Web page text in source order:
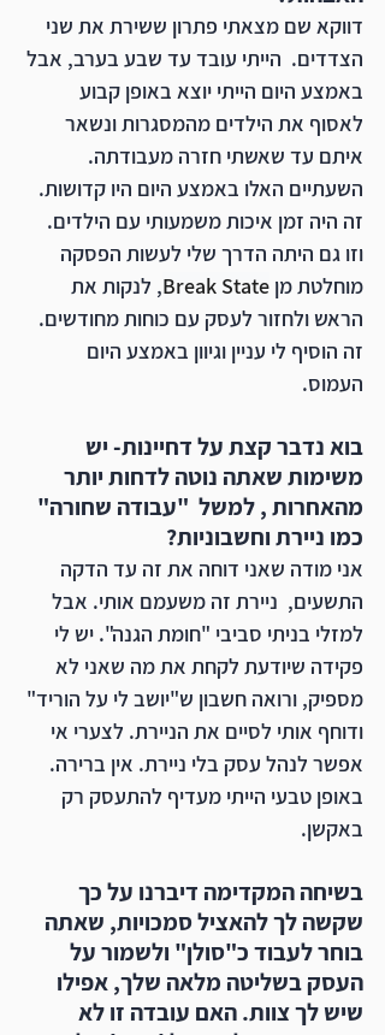
דווקא שם מצאתי פתרון ששירת את שני
הצדדים.  הייתי עובד עד שבע בערב, אבל
באמצע היום הייתי יוצא באופן קבוע
לאסוף את הילדים מהמסגרות ונשאר
איתם עד שאשתי חזרה מעבודתה.
השעתיים האלו באמצע היום היו קדושות.
זה היה זמן איכות משמעותי עם הילדים.
וזו גם היתה הדרך שלי לעשות הפסקה
מוחלטת מן Break State, לנקות את
הראש ולחזור לעסק עם כוחות מחודשים.
זה הוסיף לי עניין וגיוון באמצע היום
העמוס.
בוא נדבר קצת על דחיינות- יש
משימות שאתה נוטה לדחות יותר
מהאחרות , למשל  "עבודה שחורה"
כמו ניירת וחשבוניות?
אני מודה שאני דוחה את זה עד הדקה
התשעים,  ניירת זה משעמם אותי. אבל
למזלי בניתי סביבי "חומת הגנה". יש לי
פקידה שיודעת לקחת את מה שאני לא
מספיק, ורואה חשבון ש"יושב לי על הוריד"
ודוחף אותי לסיים את הניירת. לצערי אי
אפשר לנהל עסק בלי ניירת. אין ברירה.
באופן טבעי הייתי מעדיף להתעסק רק
באקשן.
בשיחה המקדימה דיברנו על כך
שקשה לך להאציל סמכויות, שאתה
בוחר לעבוד כ"סולן" ולשמור על
העסק בשליטה מלאה שלך, אפילו
שיש לך צוות. האם עובדה זו לא